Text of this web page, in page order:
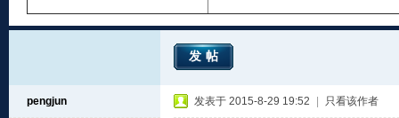
发帖
pengjun 发表于 2015-8-29 19:52 只看该作者